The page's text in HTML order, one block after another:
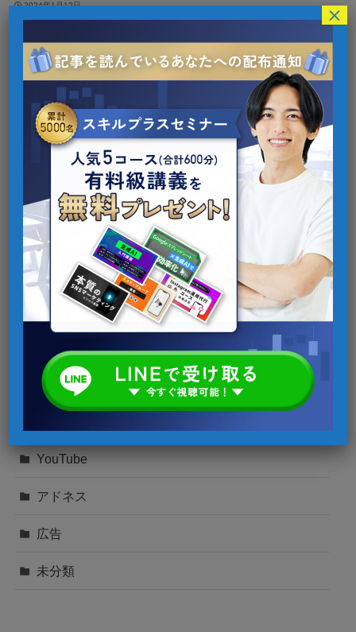
2024年1月12日
検索
カテゴリー
AI
Instagram
TikTok
YouTube
アドネス
広告
未分類
×